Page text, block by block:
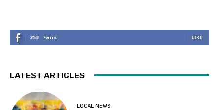
253 Fans LIKE
LATEST ARTICLES
LOCAL NEWS